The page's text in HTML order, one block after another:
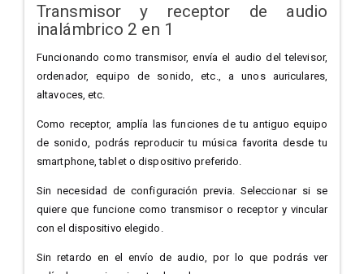
Transmisor y receptor de audio
inalámbrico 2 en 1
Funcionando como transmisor, envía el audio del televisor,
ordenador, equipo de sonido, etc., a unos auriculares,
altavoces, etc.
Como receptor, amplía las funciones de tu antiguo equipo
de sonido, podrás reproducir tu música favorita desde tu
smartphone, tablet o dispositivo preferido.
Sin necesidad de configuración previa. Seleccionar si se
quiere que funcione como transmisor o receptor y vincular
con el dispositivo elegido.
Sin retardo en el envío de audio, por lo que podrás ver